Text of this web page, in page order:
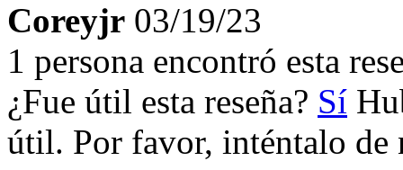
Coreyjr 03/19/23
1 persona encontró esta
¿Fue útil esta reseña? Sí
útil. Por favor, inténtalo de